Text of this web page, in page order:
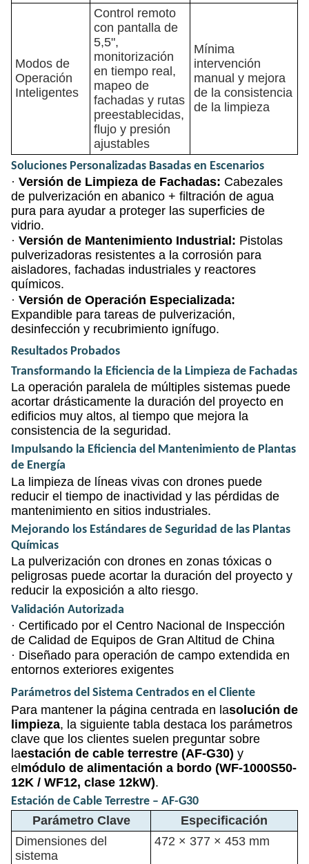
Modos de
Operación
Inteligentes
Control remoto
con pantalla de
5,5",
monitorización
en tiempo real,
mapeo de
fachadas y rutas
preestablecidas,
flujo y presión
ajustables
Mínima
intervención
manual y mejora
de la consistencia
de la limpieza
Soluciones Personalizadas Basadas en Escenarios
· Versión de Limpieza de Fachadas: Cabezales
de pulverización en abanico + filtración de agua
pura para ayudar a proteger las superficies de
vidrio.
· Versión de Mantenimiento Industrial: Pistolas
pulverizadoras resistentes a la corrosión para
aisladores, fachadas industriales y reactores
químicos.
· Versión de Operación Especializada:
Expandible para tareas de pulverización,
desinfección y recubrimiento ignífugo.
Resultados Probados
Transformando la Eficiencia de la Limpieza de Fachadas
La operación paralela de múltiples sistemas puede
acortar drásticamente la duración del proyecto en
edificios muy altos, al tiempo que mejora la
consistencia de la seguridad.
Impulsando la Eficiencia del Mantenimiento de Plantas
de Energía
La limpieza de líneas vivas con drones puede
reducir el tiempo de inactividad y las pérdidas de
mantenimiento en sitios industriales.
Mejorando los Estándares de Seguridad de las Plantas
Químicas
La pulverización con drones en zonas tóxicas o
peligrosas puede acortar la duración del proyecto y
reducir la exposición a alto riesgo.
Validación Autorizada
· Certificado por el Centro Nacional de Inspección
de Calidad de Equipos de Gran Altitud de China
· Diseñado para operación de campo extendida en
entornos exteriores exigentes
Parámetros del Sistema Centrados en el Cliente
Para mantener la página centrada en lasolución de
limpieza, la siguiente tabla destaca los parámetros
clave que los clientes suelen preguntar sobre
laestación de cable terrestre (AF-G30) y
elmódulo de alimentación a bordo (WF-1000S50-
12K / WF12, clase 12kW).
Estación de Cable Terrestre – AF-G30
Parámetro Clave
Especificación
Dimensiones del
sistema
472 × 377 × 453 mm